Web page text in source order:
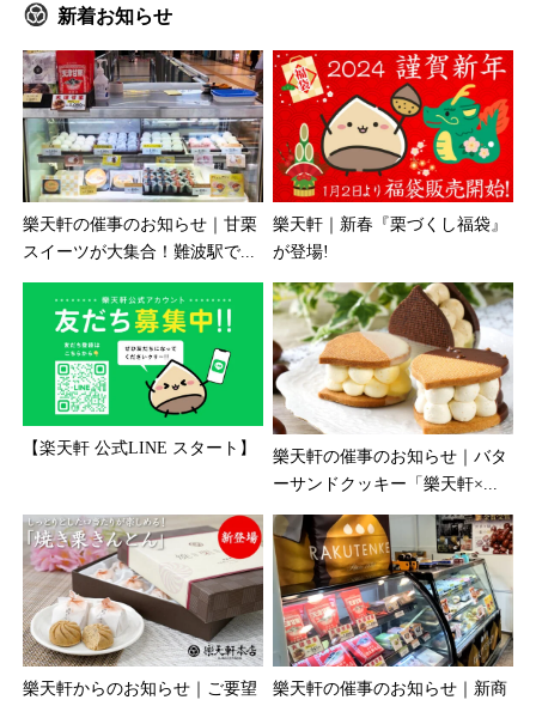
新着お知らせ
樂天軒の催事のお知らせ｜甘栗
スイーツが大集合！難波駅で...
樂天軒｜新春『栗づくし福袋』
が登場!
【楽天軒 公式LINE スタート】
樂天軒の催事のお知らせ｜バタ
ーサンドクッキー「樂天軒×...
樂天軒からのお知らせ｜ご要望
樂天軒の催事のお知らせ｜新商